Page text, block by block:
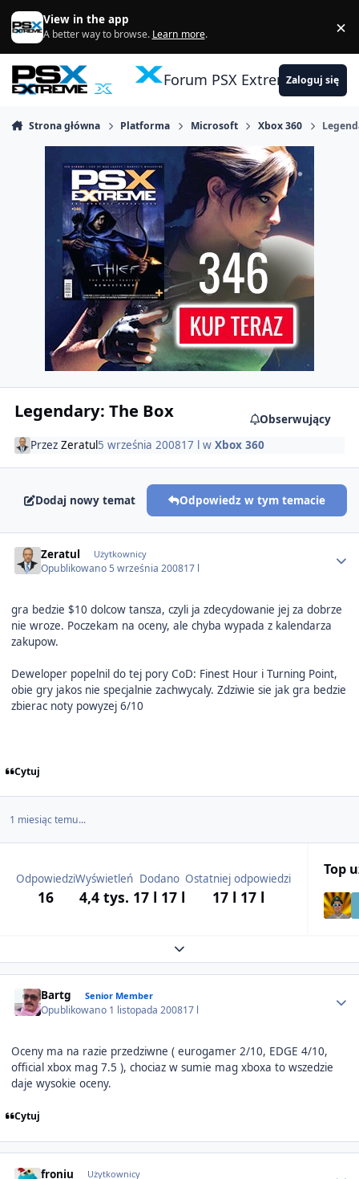
Skocz do zawartości
View in the app
A better way to browse. Learn more. ×
Forum PSX ExtremeZaloguj się
Strona główna Platforma Microsoft Xbox 360
Legendary: The Box
Obserwujący
Przez Zeratul5 września 200817 l w Xbox 360
Dodaj nowy temat Odpowiedz w tym temacie
Zeratul Użytkownicy
Opublikowano 5 września 200817 l
gra bedzie $10 dolcow tansza, czyli ja zdecydowanie jej za dobrze
nie wroze. Poczekam na oceny, ale chyba wypada z kalendarza
zakupow.
Deweloper popelnil do tej pory CoD: Finest Hour i Turning Point,
obie gry jakos nie specjalnie zachwycaly. Zdziwie sie jak gra bedzie
zbierac noty powyzej 6/10
Cytuj
1 miesiąc temu...
Odpowiedzi
16
Wyświetleń
4,4 tys.
Dodano
17 l 17 l
Ostatniej odpowiedzi
17 l 17 l
Top
Expand topic overview
Bartg Senior Member
Opublikowano 1 listopada 200817 l
Oceny ma na razie przedziwne ( eurogamer 2/10, EDGE 4/10,
official xbox mag 7.5 ), chociaz w sumie mag xboxa to wszedzie
daje wysokie oceny.
Cytuj
froniu Użytkownicy